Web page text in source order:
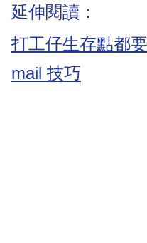
延伸閱讀：
打工仔生存點都
mail 技巧